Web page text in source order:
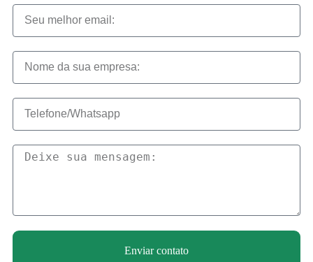
Enviar contato